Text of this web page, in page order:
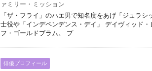
ァミリー・ミッション
「ザ・フライ」のハエ男で知名度をあげ「ジュラ
士役や「インデペンデンス・デイ」 デイヴィッド
フ・ゴールドブラム。 プ ...
俳優プロフィール